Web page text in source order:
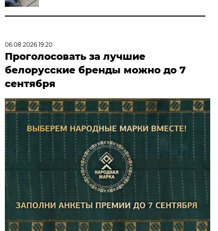
06.08.2026 19:20
Проголосовать за лучшие
белорусские бренды можно до 7
сентября